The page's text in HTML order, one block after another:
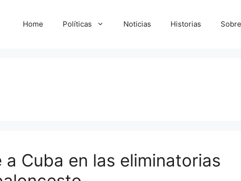
Home Políticas Noticias Historias
Cuba en las eliminatorias